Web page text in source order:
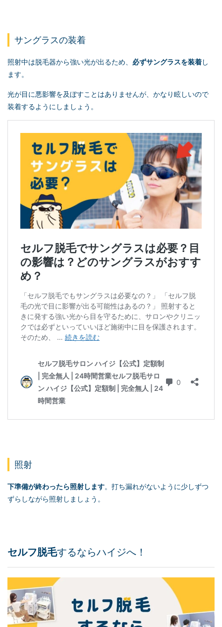
サングラスの装着
照射中は脱毛器から強い光が出るため、 必ずサングラスを装着し
ます。
光が目に悪影響を及ぼすことはありませんが、かなり眩しいので
装着するようにしましょう。
照射
下準備が終わったら照射します。打ち漏れがないように少しずつ
ずらしながら照射しましょう。
セルフ脱毛するならハイジへ！